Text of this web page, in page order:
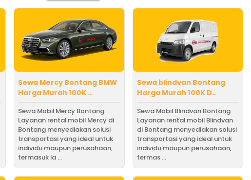
Sewa Mercy Bontang BMW
Harga Murah 100K ..
Sewa Mobil Mercy Bontang
Layanan rental mobil Mercy di
Bontang menyediakan solusi
transportasi yang ideal untuk
individu maupun perusahaan,
termasuk la ...
Sewa blindvan Bontang
Harga Murah 100K D..
Sewa Mobil Blindvan Bontang
Layanan rental mobil Blindvan
di Bontang menyediakan solusi
transportasi yang ideal untuk
individu maupun perusahaan,
termas ...